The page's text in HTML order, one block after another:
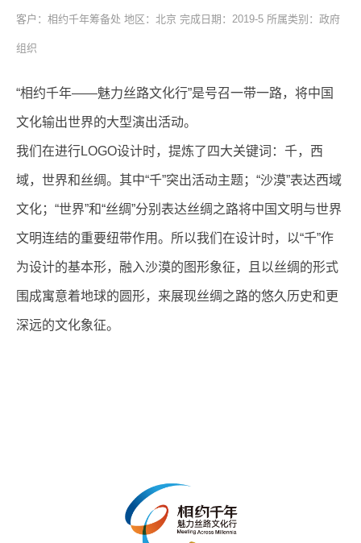
客户：相约千年筹备处 地区：北京 完成日期：2019-5 所属类别：政府
组织
“相约千年——魅力丝路文化行”是号召一带一路，将中国
文化输出世界的大型演出活动。
我们在进行LOGO设计时，提炼了四大关键词：千，西
域，世界和丝绸。其中“千”突出活动主题；“沙漠”表达西域
文化；“世界”和“丝绸”分别表达丝绸之路将中国文明与世界
文明连结的重要纽带作用。所以我们在设计时，以“千”作
为设计的基本形，融入沙漠的图形象征，且以丝绸的形式
围成寓意着地球的圆形，来展现丝绸之路的悠久历史和更
深远的文化象征。